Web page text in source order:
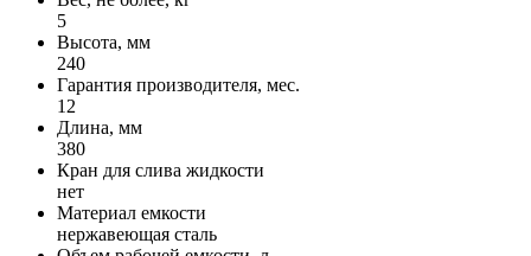
5
Высота, мм
240
Гарантия производителя, мес.
12
Длина, мм
380
Кран для слива жидкости
нет
Материал емкости
нержавеющая сталь